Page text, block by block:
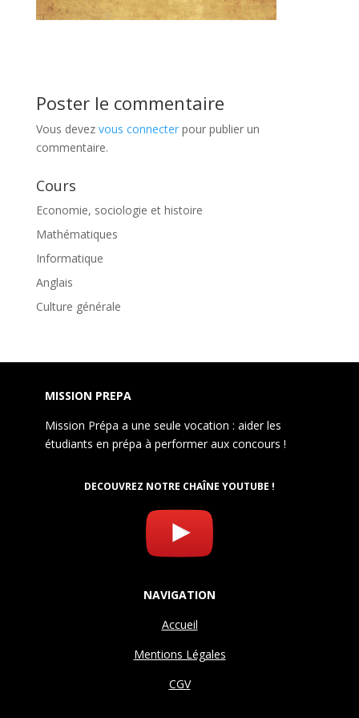
Poster le commentaire
Vous devez vous connecterpour publier un
commentaire.
Cours
Economie, sociologie et histoire
Mathématiques
Informatique
Anglais
Culture générale
MISSION PREPA
Mission Prépa a une seule vocation : aider les
étudiants en prépa à performer aux concours !
DECOUVREZ NOTRE CHAÎNE YOUTUBE !
NAVIGATION
Accueil
Mentions Légales
CGV